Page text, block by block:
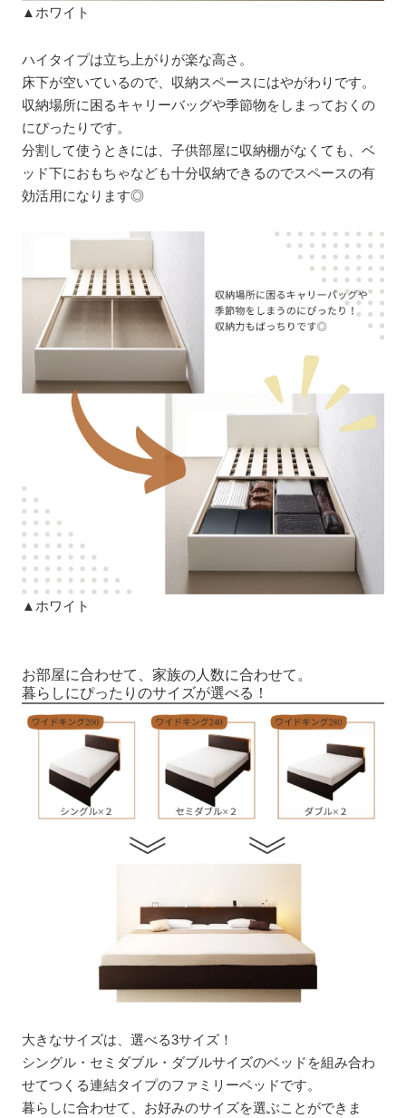
▲ホワイト
ハイタイプは立ち上がりが楽な高さ。
床下が空いているので、収納スペースにはやがわりです。
収納場所に困るキャリーバッグや季節物をしまっておくの
にぴったりです。
分割して使うときには、子供部屋に収納棚がなくても、ベ
ッド下におもちゃなども十分収納できるのでスペースの有
効活用になります◎
▲ホワイト
お部屋に合わせて、家族の人数に合わせて。
暮らしにぴったりのサイズが選べる！
大きなサイズは、選べる3サイズ！
シングル・セミダブル・ダブルサイズのベッドを組み合わ
せてつくる連結タイプのファミリーベッドです。
暮らしに合わせて、お好みのサイズを選ぶことができま